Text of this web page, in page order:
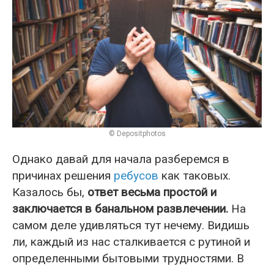
© Depositphotos
Однако давай для начала разберемся в
причинах решения ребусов как таковых.
Казалось бы, ответ весьма простой и
заключается в банальном развлечении. На
самом деле удивляться тут нечему. Видишь
ли, каждый из нас сталкивается с рутиной и
определенными бытовыми трудностями. В